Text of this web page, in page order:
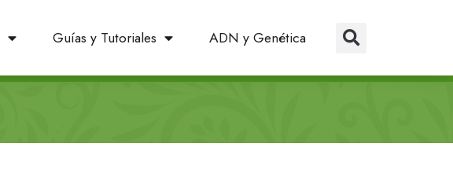
Guías y Tutoriales ADN y Genética